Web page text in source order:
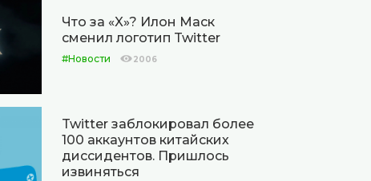
Что за «X»? Илон Маск
сменил логотип Twitter
#Новости 2006
Twitter заблокировал более
100 аккаунтов китайских
диссидентов. Пришлось
извиняться